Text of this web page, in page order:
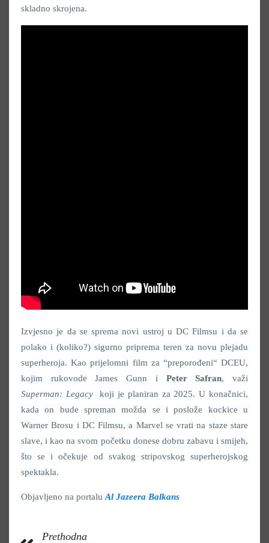
skladno skrojena.
Izvjesno je da se sprema novi ustroj u DC Filmsu i da se
polako i (koliko?) sigurno priprema teren za novu plejadu
superheroja. Kao prijelomni film za “preporođeni“ DCEU,
kojim rukovode James Gunn i Peter Safran, važi
Superman: Legacy
koji je planiran za 2025. U konačnici,
kada on bude spreman možda se i poslože kockice u
Warner Brosu i DC Filmsu, a Marvel se vrati na staze stare
slave, i kao na svom početku donese dobru zabavu i smijeh,
što se i očekuje od svakog stripovskog superherojskog
spektakla.
Objavljeno na portalu Al Jazeera Balkans
Prethodna